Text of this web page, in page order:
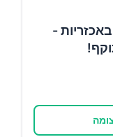
-